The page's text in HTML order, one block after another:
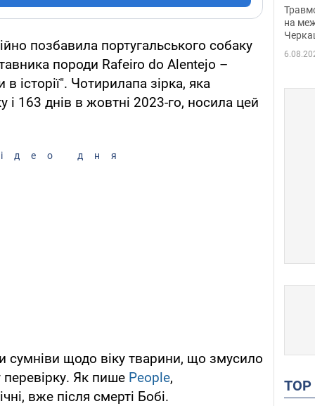
позбавила португальського собаку
породи Rafeiro do Alentejo –
історії". Чотирилапа зірка, яка
і 163 днів в жовтні 2023-го, носила цей
дня
сумніви щодо віку тварини, що змусило
перевірку. Як пише People,
вже після смерті Бобі.
Фото
на